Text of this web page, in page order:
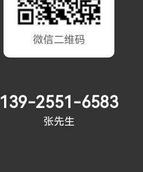
微信二维码
139-2551-6583
张先生